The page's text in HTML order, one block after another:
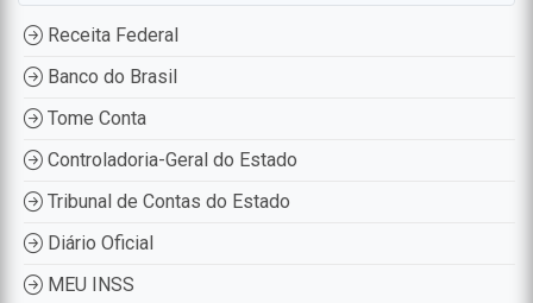
Receita Federal
Banco do Brasil
Tome Conta
Controladoria-Geral do Estado
Tribunal de Contas do Estado
Diário Oficial
MEU INSS